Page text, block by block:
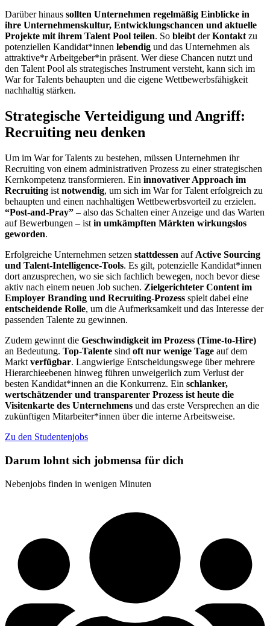
Darüber hinaus sollten Unternehmen regelmäßig Einblicke in
ihre Unternehmenskultur, Entwicklungschancen und aktuelle
Projekte mit ihrem Talent Pool teilen. So bleibt derKontakt zu
potenziellen Kandidat*innen lebendig und das Unternehmen als
attraktive*r Arbeitgeber*in präsent. Wer diese Chancen nutzt und
den Talent Pool als strategisches Instrument versteht, kann sich im
War for Talents behaupten und die eigene Wettbewerbsfähigkeit
nachhaltig stärken.
Strategische Verteidigung und Angriff:
Recruiting neu denken
Um im War for Talents zu bestehen, müssen Unternehmen ihr
Recruiting von einem administrativen Prozess zu einer strategischen
Kernkompetenz transformieren. Ein innovativer Approach im
Recruiting ist notwendig, um sich im War for Talent erfolgreich zu
behaupten und einen nachhaltigen Wettbewerbsvorteil zu erzielen.
“Post-and-Pray” – also das Schalten einer Anzeige und das Warten
auf Bewerbungen – ist in umkämpften Märkten wirkungslos
geworden.
Erfolgreiche Unternehmen setzen stattdessen auf Active Sourcing
und Talent-Intelligence-Tools. Es gilt, potenzielle Kandidat*innen
dort anzusprechen, wo sie sich fachlich bewegen, noch bevor diese
aktiv nach einem neuen Job suchen. Zielgerichteter Content im
Employer Branding und Recruiting-Prozess spielt dabei eine
entscheidende Rolle, um die Aufmerksamkeit und das Interesse der
passenden Talente zu gewinnen.
Zudem gewinnt die Geschwindigkeit im Prozess (Time-to-Hire)
an Bedeutung. Top-Talente sind oft nur wenige Tage auf dem
Markt verfügbar. Langwierige Entscheidungswege über mehrere
Hierarchieebenen hinweg führen unweigerlich zum Verlust der
besten Kandidat*innen an die Konkurrenz. Ein schlanker,
wertschätzender und transparenter Prozess ist heute die
Visitenkarte des Unternehmens und das erste Versprechen an die
zukünftigen Mitarbeiter*innen über die interne Arbeitsweise.
Zu den Studentenjobs
Darum lohnt sich jobmensa für dich
Nebenjobs finden in wenigen Minuten